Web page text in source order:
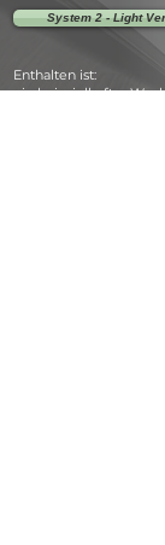
System 2 - Light
Enthalten ist:
ein beispielhafter